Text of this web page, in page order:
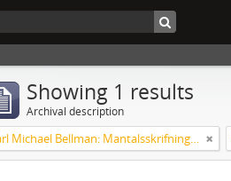
Showing 1 results
Archival description
Carl Michael Bellman: Mantalsskrifningen